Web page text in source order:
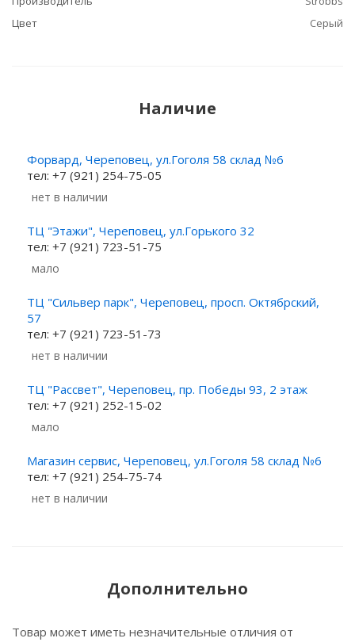
Цвет
Серый
Наличие
Форвард, Череповец, ул.Гоголя 58 склад №6
тел: +7 (921) 254-75-05
Нет в наличии
ТЦ "Этажи", Череповец, ул.Горького 32
тел: +7 (921) 723-51-75
Мало
ТЦ "Сильвер парк", Череповец, просп. Октябрский,
57
тел: +7 (921) 723-51-73
Нет в наличии
ТЦ "Рассвет", Череповец, пр. Победы 93, 2 этаж
тел: +7 (921) 252-15-02
Мало
Магазин сервис, Череповец, ул.Гоголя 58 склад №6
тел: +7 (921) 254-75-74
Нет в наличии
Дополнительно
Товар может иметь незначительные отличия от